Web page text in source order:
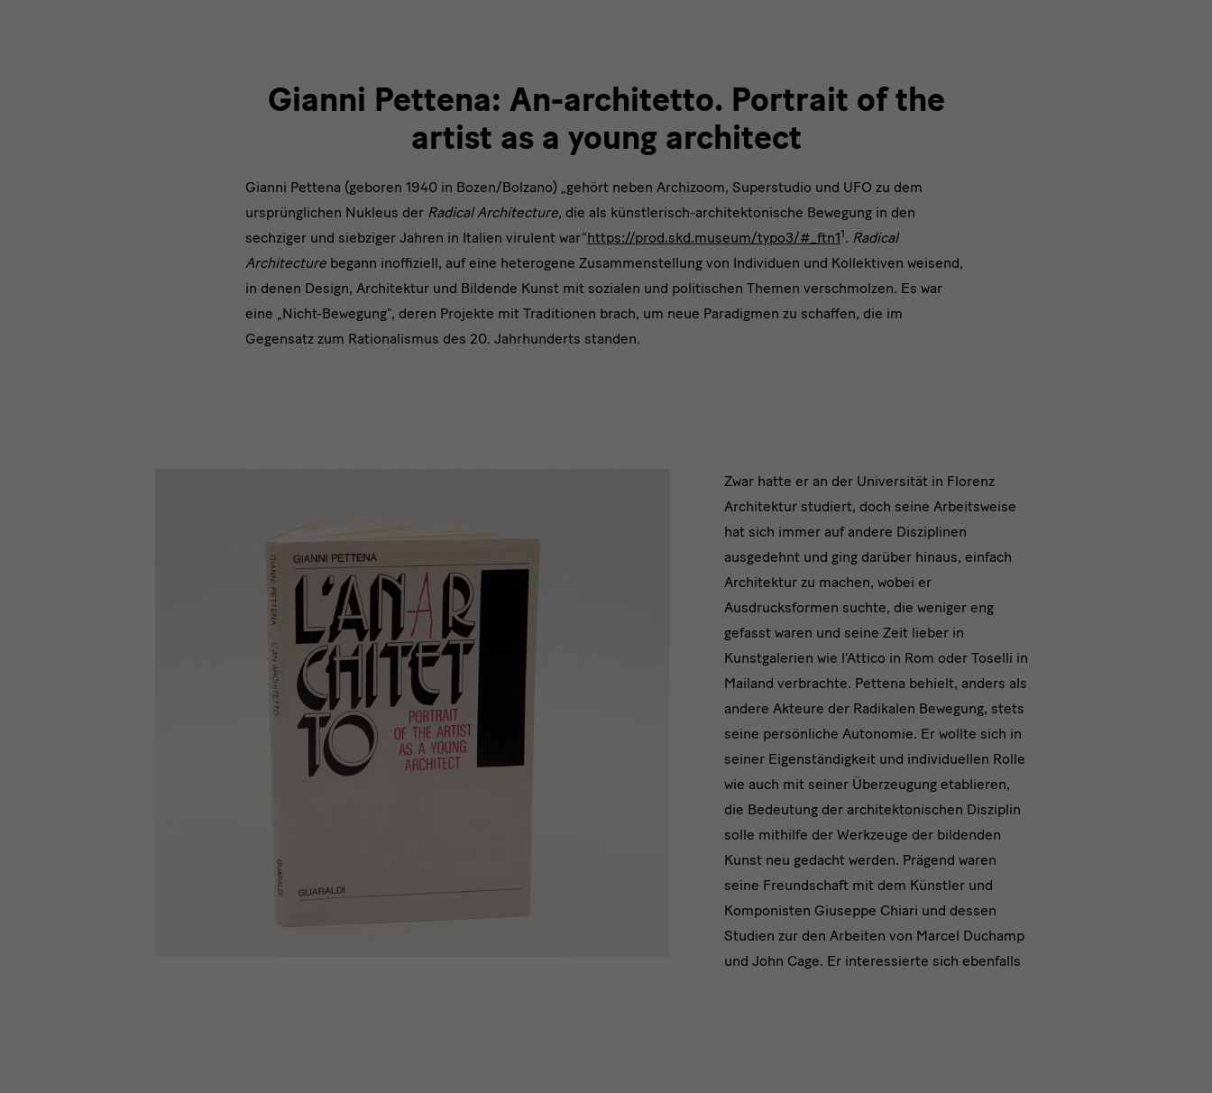
Gianni Pettena: An-architetto. Portrait of the
artist as a young architect
Gianni Pettena (geboren 1940 in Bozen/Bolzano) „gehört neben Archizoom, Superstudio und UFO zu dem
ursprünglichen Nukleus der Radical Architecture, die als künstlerisch-architektonische Bewegung in den
sechziger und siebziger Jahren in Italien virulent war“https://prod.skd.museum/typo3/#_ftn11. Radical
Architecture begann inoffiziell, auf eine heterogene Zusammenstellung von Individuen und Kollektiven weisend,
in denen Design, Architektur und Bildende Kunst mit sozialen und politischen Themen verschmolzen. Es war
eine „Nicht-Bewegung“, deren Projekte mit Traditionen brach, um neue Paradigmen zu schaffen, die im
Gegensatz zum Rationalismus des 20. Jahrhunderts standen.
Entwicklung
Zwar hatte er an der Universität in Florenz
Architektur studiert, doch seine Arbeitsweise
hat sich immer auf andere Disziplinen
ausgedehnt und ging darüber hinaus, einfach
Architektur zu machen, wobei er
Ausdrucksformen suchte, die weniger eng
gefasst waren und seine Zeit lieber in
Kunstgalerien wie l‘Attico in Rom oder Toselli in
Mailand verbrachte. Pettena behielt, anders als
andere Akteure der Radikalen Bewegung, stets
seine persönliche Autonomie. Er wollte sich in
seiner Eigenständigkeit und individuellen Rolle
wie auch mit seiner Überzeugung etablieren,
die Bedeutung der architektonischen Disziplin
solle mithilfe der Werkzeuge der bildenden
Kunst neu gedacht werden. Prägend waren
seine Freundschaft mit dem Künstler und
Komponisten Giuseppe Chiari und dessen
Studien zur den Arbeiten von Marcel Duchamp
und John Cage. Er interessierte sich ebenfalls